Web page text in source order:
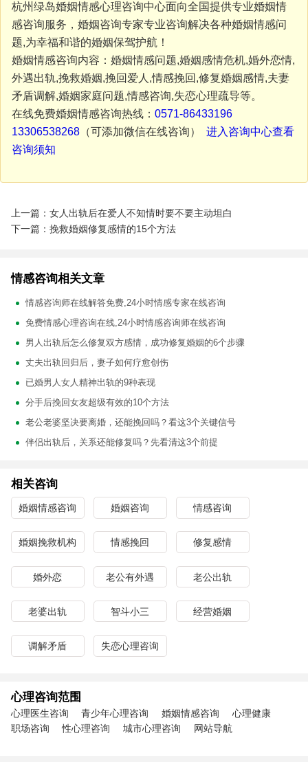
杭州绿岛婚姻情感心理咨询中心面向全国提供专业婚姻情
感咨询服务，婚姻咨询专家专业咨询解决各种婚姻情感问
题,为幸福和谐的婚姻保驾护航！
婚姻情感咨询内容：婚姻情感问题,婚姻感情危机,婚外恋情,
外遇出轨,挽救婚姻,挽回爱人,情感挽回,修复婚姻感情,夫妻
矛盾调解,婚姻家庭问题,情感咨询,失恋心理疏导等。
在线免费婚姻情感咨询热线： 0571-86433196
13306538268（可添加微信在线咨询） 进入咨询中心查看
咨询须知
上一篇：女人出轨后在爱人不知情时要不要主动坦白
下一篇：挽救婚姻修复感情的15个方法
情感咨询相关文章
情感咨询师在线解答免费,24小时情感专家在线咨询
免费情感心理咨询在线,24小时情感咨询师在线咨询
男人出轨后怎么修复双方感情，成功修复婚姻的6个步骤
丈夫出轨回归后，妻子如何疗愈创伤
已婚男人女人精神出轨的9种表现
分手后挽回女友超级有效的10个方法
老公老婆坚决要离婚，还能挽回吗？看这3个关键信号
伴侣出轨后，关系还能修复吗？先看清这3个前提
相关咨询
婚姻情感咨询 婚姻咨询 情感咨询
婚姻挽救机构 情感挽回 修复感情
婚外恋 老公有外遇 老公出轨
老婆出轨 智斗小三 经营婚姻
调解矛盾 失恋心理咨询
心理咨询范围
心理医生咨询 青少年心理咨询 婚姻情感咨询
心理健康
职场咨询
性心理咨询 城市心理咨询 网站导航